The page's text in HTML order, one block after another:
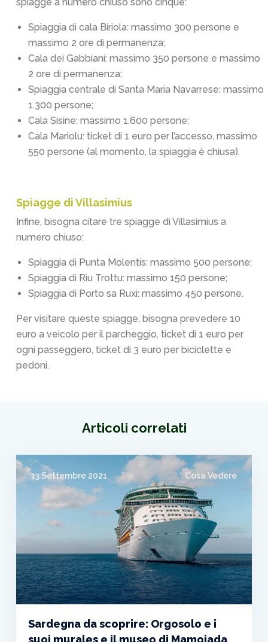
Spiaggia di cala Biriola: massimo 300 persone e
massimo 2 ore di permanenza;
Cala dei Gabbiani: massimo 350 persone e massimo
2 ore di permanenza;
Spiaggia centrale di Santa Maria Navarrese: massimo
1.300 persone;
Cala Sisine: massimo 1.600 persone;
Cala Mariolu: ticket di 1 euro per l’accesso, massimo
550 persone (al momento, la spiaggia è chiusa).
Spiagge di Villasimius
Infine, bisogna citare tre spiagge di Villasimius a
numero chiuso:
Spiaggia di Punta Molentis: massimo 500 persone;
Spiaggia di Riu Trottu: massimo 150 persone;
Spiaggia di Porto sa Ruxi: massimo 450 persone.
Per visitare queste spiagge, bisogna prevedere 10
euro a veicolo per il parcheggio, ticket di 1 euro per
ogni passeggero, ticket di 3 euro per biciclette e
pedoni.
Articoli correlati
13 Settembre 2021 Cosa Vedere
Sardegna da scoprire: Orgosolo e i
suoi murales e il museo di Mamoiada